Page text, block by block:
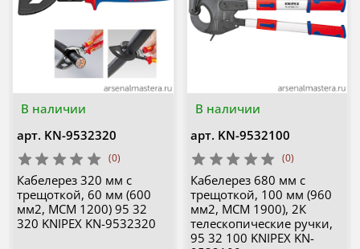
В наличии
арт. KN-9532320
(0)
Кабелерез 320 мм с
трещоткой, 60 мм (600
мм2, MCM 1200) 95 32
320 KNIPEX KN-9532320
В наличии
арт. KN-9532100
(0)
Кабелерез 680 мм с
трещоткой, 100 мм (960
мм2, MCM 1900), 2К
телескопические ручки,
95 32 100 KNIPEX KN-